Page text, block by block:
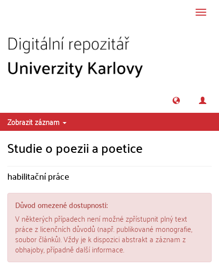
Zobrazit záznam
Studie o poezii a poetice
habilitační práce
Důvod omezené dostupnosti:
V některých případech není možné zpřístupnit plný text
práce z licenčních důvodů (např. publikované monografie,
soubor článků). Vždy je k dispozici abstrakt a záznam z
obhajoby, případně další informace.